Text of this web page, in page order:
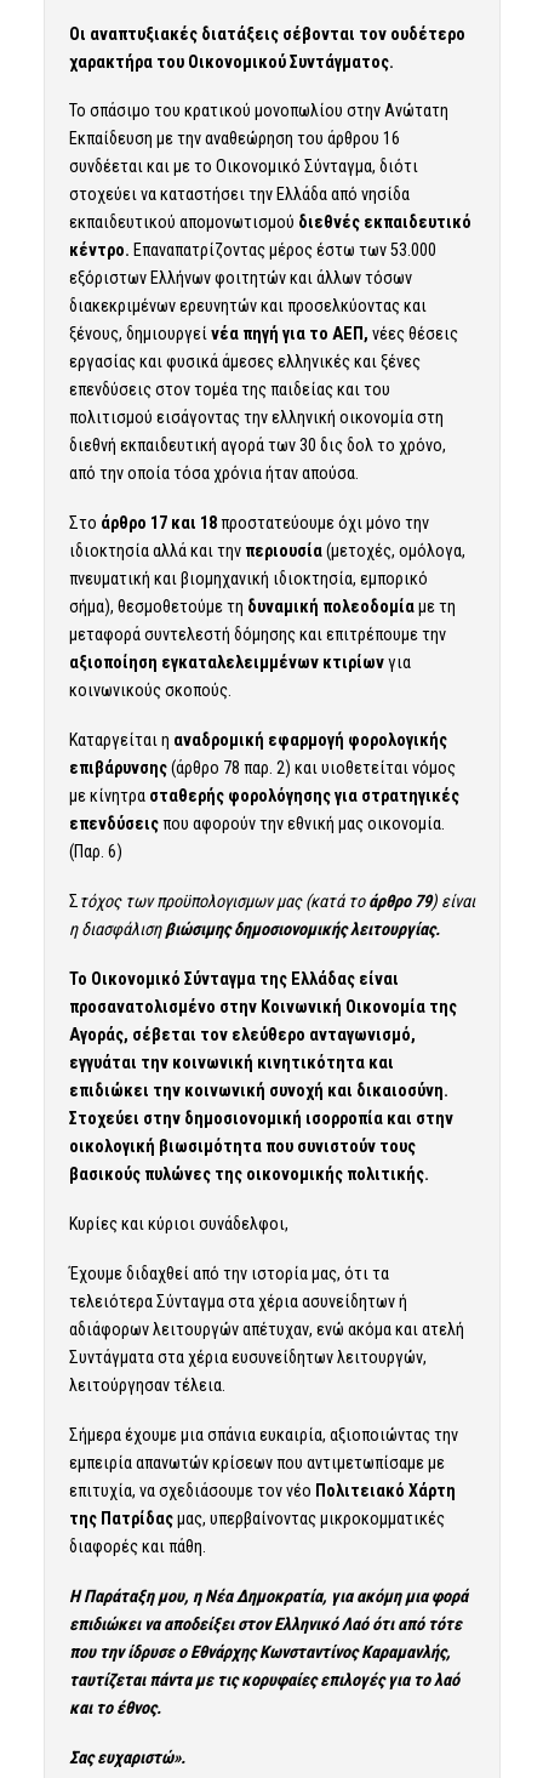
Οι αναπτυξιακές διατάξεις σέβονται τον ουδέτερο
χαρακτήρα του Οικονομικού Συντάγματος.
Το σπάσιμο του κρατικού μονοπωλίου στην Ανώτατη
Εκπαίδευση με την αναθεώρηση του άρθρου 16
συνδέεται και με το Οικονομικό Σύνταγμα, διότι
στοχεύει να καταστήσει την Ελλάδα από νησίδα
εκπαιδευτικού απομονωτισμού διεθνές εκπαιδευτικό
κέντρο. Επαναπατρίζοντας μέρος έστω των 53.000
εξόριστων Ελλήνων φοιτητών και άλλων τόσων
διακεκριμένων ερευνητών και προσελκύοντας και
ξένους, δημιουργείνέα πηγή για το ΑΕΠ, νέες θέσεις
εργασίας και φυσικά άμεσες ελληνικές και ξένες
επενδύσεις στον τομέα της παιδείας και του
πολιτισμού εισάγοντας την ελληνική οικονομία στη
διεθνή εκπαιδευτική αγορά των 30 δις δολ το χρόνο,
από την οποία τόσα χρόνια ήταν απούσα.
Στο άρθρο 17 και 18προστατεύουμε όχι μόνο την
ιδιοκτησία αλλά και την περιουσία(μετοχές, ομόλογα,
πνευματική και βιομηχανική ιδιοκτησία, εμπορικό
σήμα), θεσμοθετούμε τη δυναμική πολεοδομίαμε τη
μεταφορά συντελεστή δόμησης και επιτρέπουμε την
αξιοποίηση εγκαταλελειμμένων κτιρίωνγια
κοινωνικούς σκοπούς.
Καταργείται η αναδρομική εφαρμογή φορολογικής
επιβάρυνσης(άρθρο 78 παρ. 2) και υιοθετείται νόμος
με κίνητρα σταθερής φορολόγησης για στρατηγικές
επενδύσειςπου αφορούν την εθνική μας οικονομία.
(Παρ. 6)
Σ τόχος των προϋπολογισμων μας (κατά τοάρθρο 79) είναι
η διασφάλισηβιώσιμης δημοσιονομικής λειτουργίας.
Το Οικονομικό Σύνταγμα της Ελλάδας είναι
προσανατολισμένο στην Κοινωνική Οικονομία της
Αγοράς, σέβεται τον ελεύθερο ανταγωνισμό,
εγγυάται την κοινωνική κινητικότητα και
επιδιώκει την κοινωνική συνοχή και δικαιοσύνη.
Στοχεύει στην δημοσιονομική ισορροπία και στην
οικολογική βιωσιμότητα που συνιστούν τους
βασικούς πυλώνες της οικονομικής πολιτικής.
Κυρίες και κύριοι συνάδελφοι,
Έχουμε διδαχθεί από την ιστορία μας, ότι τα
τελειότερα Σύνταγμα στα χέρια ασυνείδητων ή
αδιάφορων λειτουργών απέτυχαν, ενώ ακόμα και ατελή
Συντάγματα στα χέρια ευσυνείδητων λειτουργών,
λειτούργησαν τέλεια.
Σήμερα έχουμε μια σπάνια ευκαιρία, αξιοποιώντας την
εμπειρία απανωτών κρίσεων που αντιμετωπίσαμε με
επιτυχία, να σχεδιάσουμε τον νέο Πολιτειακό Χάρτη
της Πατρίδαςμας, υπερβαίνοντας μικροκομματικές
διαφορές και πάθη.
Η Παράταξη μου, η Νέα Δημοκρατία, για ακόμη μια φορά
επιδιώκει να αποδείξει στον Ελληνικό Λαό ότι από τότε
που την ίδρυσε ο Εθνάρχης Κωνσταντίνος Καραμανλής,
ταυτίζεται πάντα με τις κορυφαίες επιλογές για το λαό
και το έθνος.
Σας ευχαριστώ».